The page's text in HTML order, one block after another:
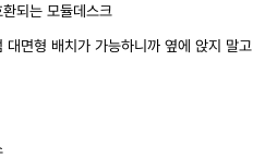
되는 모듈데스크
대면형 배치가 가능하니까 옆에 앉지 말고